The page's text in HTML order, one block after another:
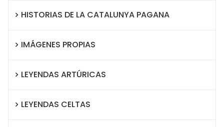
HISTORIAS DE LA CATALUNYA PAGANA
IMÁGENES PROPIAS
LEYENDAS ARTÚRICAS
LEYENDAS CELTAS